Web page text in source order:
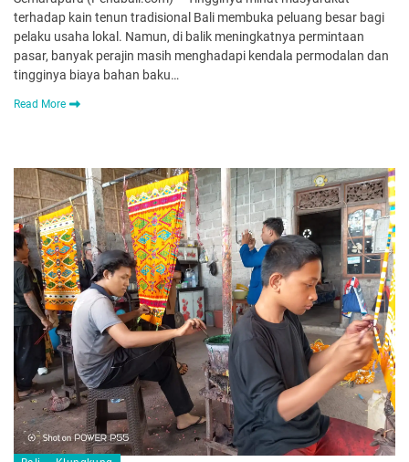
terhadap kain tenun tradisional Bali membuka peluang besar bagi
pelaku usaha lokal. Namun, di balik meningkatnya permintaan
pasar, banyak perajin masih menghadapi kendala permodalan dan
tingginya biaya bahan baku…
Read More